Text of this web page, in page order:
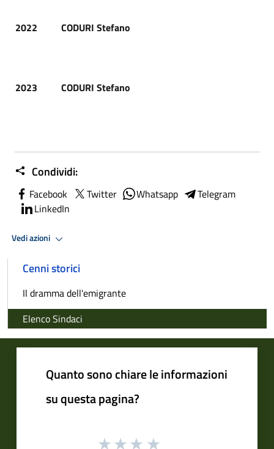
2022 CODURI Stefano
2023 CODURI Stefano
Condividi:
Facebook Twitter Whatsapp
Telegram
LinkedIn
Vedi azioni
Cenni storici
Il dramma dell'emigrante
Elenco Sindaci
Quanto sono chiare le informazioni
su questa pagina?